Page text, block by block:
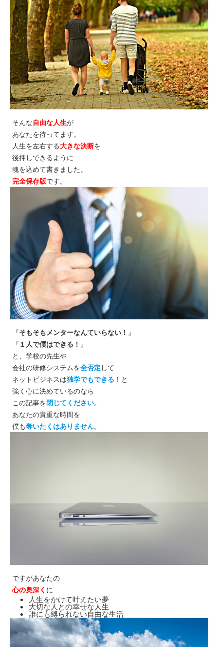
そんな自由な人生が
あなたを待ってます。
人生を左右する大きな決断を
後押しできるように
魂を込めて書きました。
完全保存版です。
『そもそもメンターなんていらない！ 』
『 １人で僕はできる！ 』
と、学校の先生や
会社の研修システムを全否定 して
ネットビジネスは独学でもできる ！と
強く心に決めているのなら
この記事を閉じてください。
あなたの貴重な時間を
僕も奪いたくはありません。
ですがあなたの
心の奥深く に
人生をかけて叶えたい夢
大切な人との幸せな人生
誰にも縛られない自由な生活